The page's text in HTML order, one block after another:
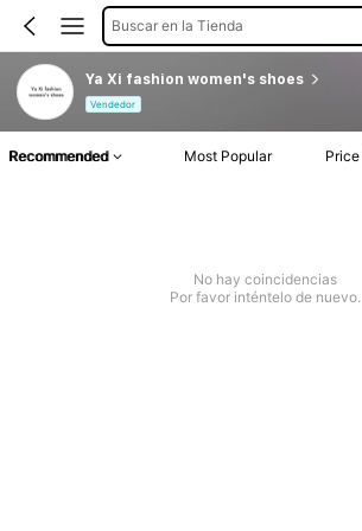
Buscar en la Tienda
Ya Xi fashion women's shoes
Vendedor
Recommended Most Popular Price
No hay coincidencias
Por favor inténtelo de nuevo.